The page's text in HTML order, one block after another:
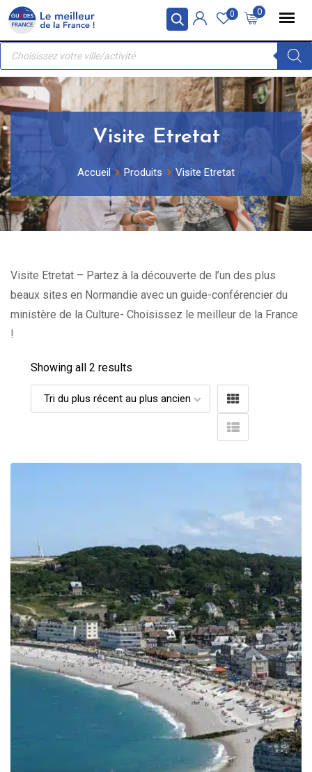
Panneau de gestion des cookies
Skip
content
0
0
Recherche
produits
Visite Etretat
Accueil Produits Visite Etretat
Visite Etretat – Partez à la découverte de l’un des plus
beaux sites en Normandie avec un guide-conférencier du
ministère de la Culture- Choisissez le meilleur de la France
!
Showing all 2 results